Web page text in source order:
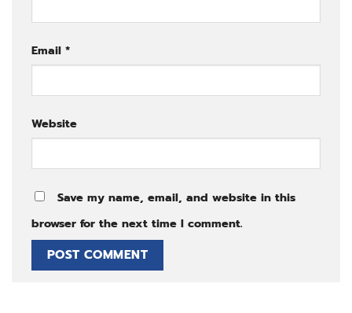
Email *
Website
Save my name, email, and website in this
browser for the next time I comment.